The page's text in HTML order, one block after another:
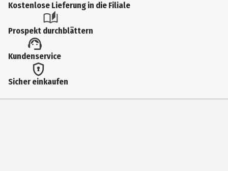
Kostenlose Lieferung in die Filiale
Prospekt durchblättern
Kundenservice
Sicher einkaufen